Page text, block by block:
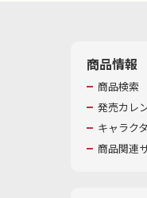
商品情報
商品検索
発売カレ
キャラク
商品関連